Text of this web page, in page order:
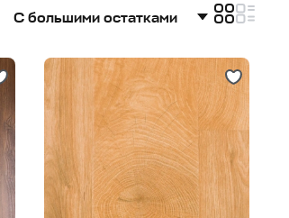
С большими остатками
Дешевле
Дороже